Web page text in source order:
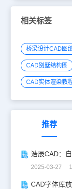
相关标签
桥梁设计CAD图
CAD别墅结构图
CAD实体渲染教
推荐
浩辰CAD：
2025-03-27
CAD字体库